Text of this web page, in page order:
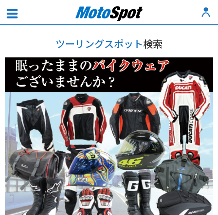
ツーリングスポット検索